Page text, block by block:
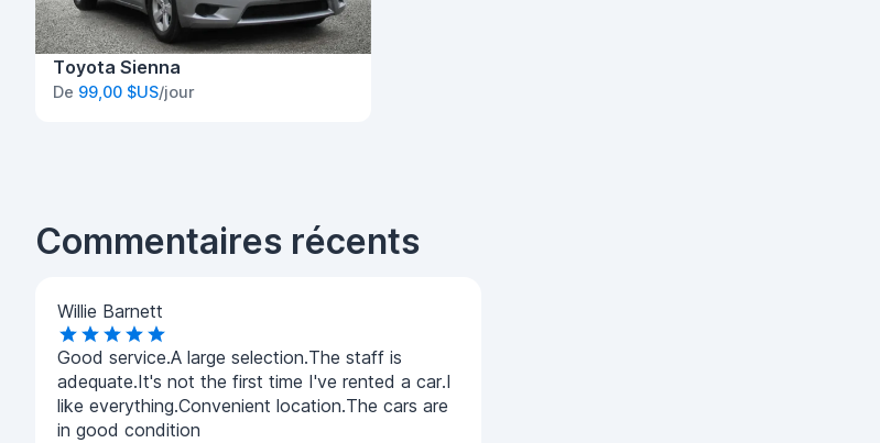
Toyota Sienna
De 99,00 $US/jour
Commentaires récents
Willie Barnett
Good service.A large selection.The staff is
adequate.It's not the first time I've rented a car.I
like everything.Convenient location.The cars are
in good condition